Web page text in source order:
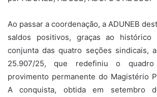
Ao passar a coordenação, a ADUNEB
saldos positivos, graças ao
conjunta das quatro seções sindicais,
25.907/25, que redefiniu o
provimento permanente do Magistério
A conquista, obtida em setembro